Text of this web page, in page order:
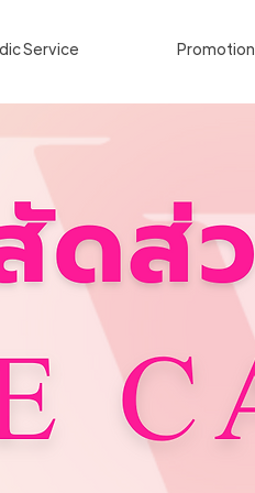
Service Promotion